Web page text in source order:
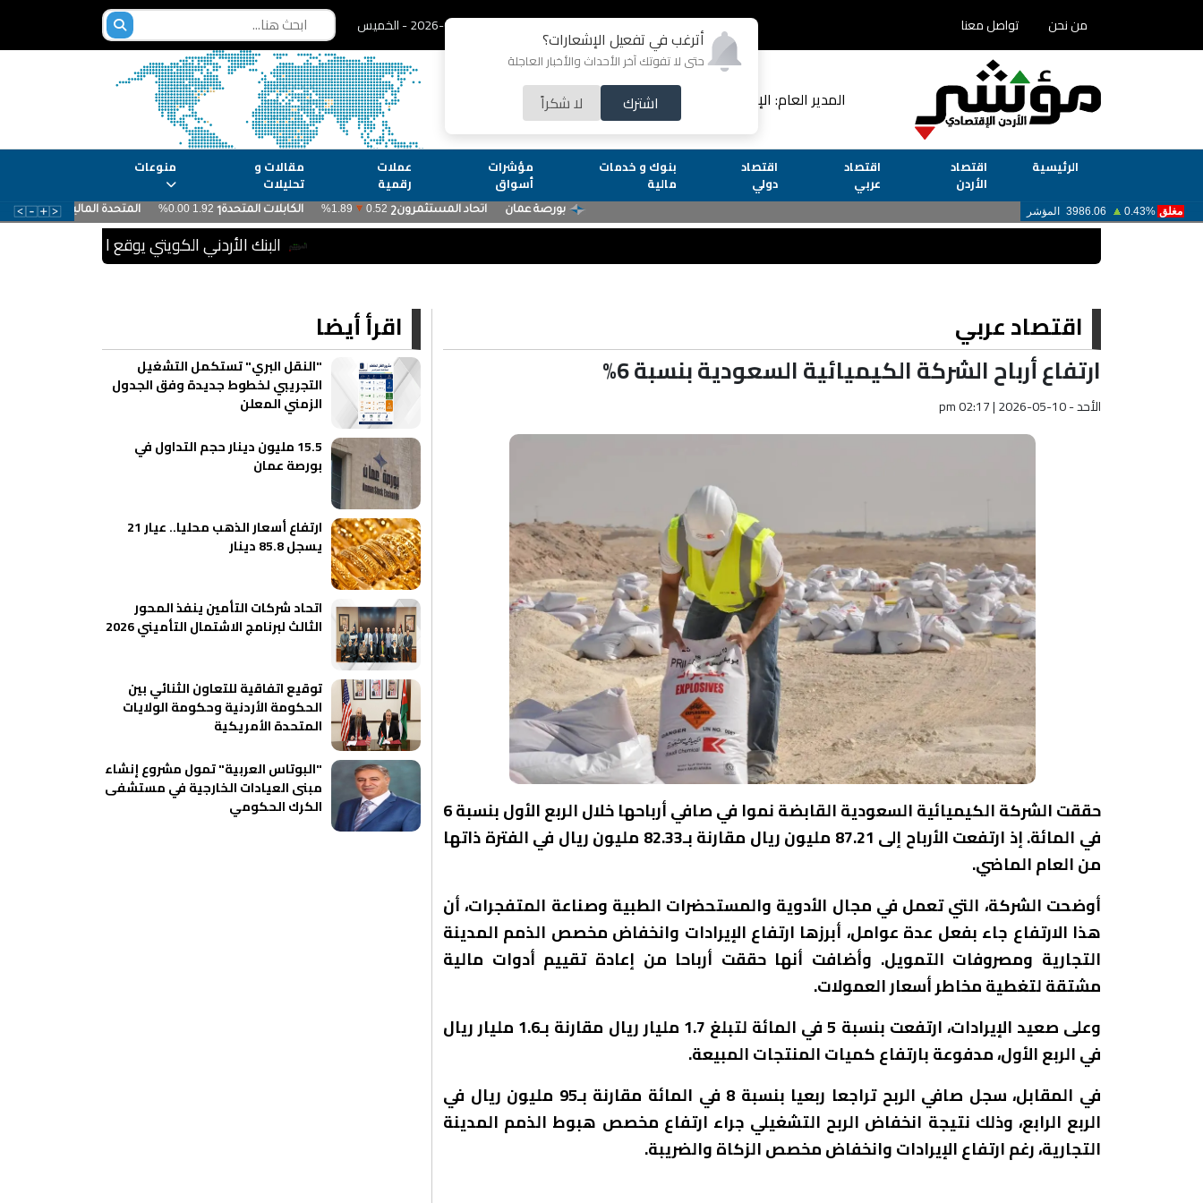
أترغب في تفعيل الإشعارات؟
حتى لا تفوتك آخر الأحداث والأخبار العاجلة
اشترك لا شكراً
من نحن تواصل معنا 2026-08-06 - الخميس
المدير العام: الإعلامية رشا عارف
الرئيسية اقتصاد
الأردن
اقتصاد
عربي
اقتصاد
دولي
بنوك و خدمات
مالية
مؤشرات
أسواق
عملات
رقمية
مقالات و
تحليلات
منوعات
البنك الأردني الكويتي يوقع اتفاقية تعاون مع
اقتصاد عربي
ارتفاع أرباح الشركة الكيميائية السعودية بنسبة 6%
الأحد - pm 02:17 | 2026-05-10
حققت الشركة الكيميائية السعودية القابضة نموا في صافي أرباحها خلال الربع الأول بنسبة 6
في المائة. إذ ارتفعت الأرباح إلى 87.21 مليون ريال مقارنة بـ82.33 مليون ريال في الفترة ذاتها
من العام الماضي.
أوضحت الشركة، التي تعمل في مجال الأدوية والمستحضرات الطبية وصناعة المتفجرات، أن
هذا الارتفاع جاء بفعل عدة عوامل، أبرزها ارتفاع الإيرادات وانخفاض مخصص الذمم المدينة
التجارية ومصروفات التمويل. وأضافت أنها حققت أرباحا من إعادة تقييم أدوات مالية
مشتقة لتغطية مخاطر أسعار العمولات.
وعلى صعيد الإيرادات، ارتفعت بنسبة 5 في المائة لتبلغ 1.7 مليار ريال مقارنة بـ1.6 مليار ريال
في الربع الأول، مدفوعة بارتفاع كميات المنتجات المبيعة.
في المقابل، سجل صافي الربح تراجعا ربعيا بنسبة 8 في المائة مقارنة بـ95 مليون ريال في
الربع الرابع، وذلك نتيجة انخفاض الربح التشغيلي جراء ارتفاع مخصص هبوط الذمم المدينة
التجارية، رغم ارتفاع الإيرادات وانخفاض مخصص الزكاة والضريبة.
اقرأ أيضا
"النقل البري" تستكمل التشغيل
التجريبي لخطوط جديدة وفق الجدول
الزمني المعلن
15.5 مليون دينار حجم التداول في
بورصة عمان
ارتفاع أسعار الذهب محليا.. عيار 21
يسجل 85.8 دينار
اتحاد شركات التأمين ينفذ المحور
الثالث لبرنامج الاشتمال التأميني 2026
توقيع اتفاقية للتعاون الثنائي بين
الحكومة الأردنية وحكومة الولايات
المتحدة الأمريكية
"البوتاس العربية" تمول مشروع إنشاء
مبنى العيادات الخارجية في مستشفى
الكرك الحكومي